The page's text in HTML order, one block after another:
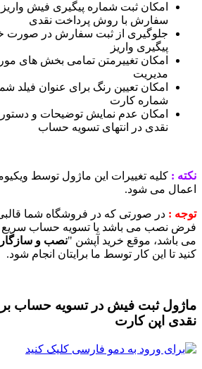
امکان ثبت شماره پیگیری فیش واریزی
سفارش با روش پرداخت نقدی
جلوگیری از ثبت سفارش در صورت
پیگیری واریز
امکان تغییرمتن تمامی بخش های مورد
مدیریت
امکان تعیین رنگ برای عنوان فیلد
شماره کارت
امکان عدم نمایش توضیحات و
نقدی در انتهای تسویه حساب
:کلیه تغییرات این ماژول توسط ویکیومد
می شود.
:در صورتی که در فروشگاه شما قالبی
نصب می باشد یا تسویه حساب سریع یا
باشد، موقع خرید آپشن "نصب و سازگاری
تا این کار توسط ما برایتان انجام شود.
ثبت فیش در تسویه حساب
اپن کارت